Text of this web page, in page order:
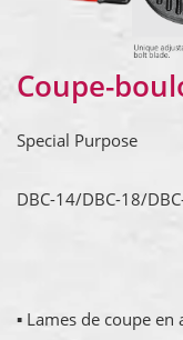
Coupe-
Special Purpose
DBC-14/DBC-18/
▪ Lames de coupe